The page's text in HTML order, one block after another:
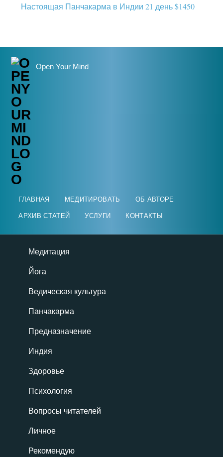
Настоящая Панчакарма в Индии 21 день $1450
Open Your Mind
ГЛАВНАЯ МЕДИТИРОВАТЬ ОБ АВТОРЕ
АРХИВ СТАТЕЙ УСЛУГИ КОНТАКТЫ
Медитация
Йога
Ведическая культура
Панчакарма
Предназначение
Индия
Здоровье
Психология
Вопросы читателей
Личное
Рекомендую